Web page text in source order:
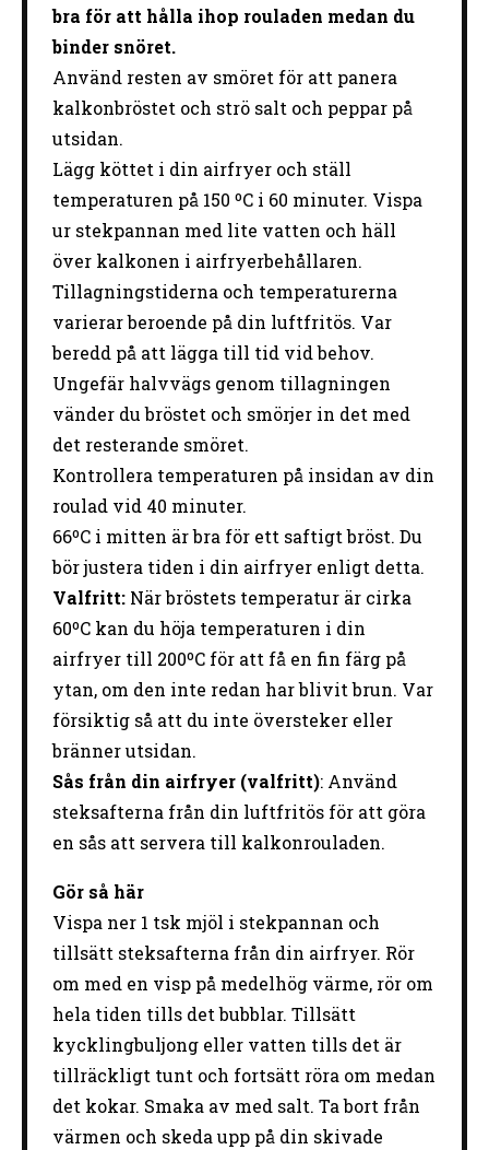
bra för att hålla ihop rouladen medan du
binder snöret.
Använd resten av smöret för att panera
kalkonbröstet och strö salt och peppar på
utsidan.
Lägg köttet i din airfryer och ställ
temperaturen på 150 ºC i 60 minuter. Vispa
ur stekpannan med lite vatten och häll
över kalkonen i airfryerbehållaren.
Tillagningstiderna och temperaturerna
varierar beroende på din luftfritös. Var
beredd på att lägga till tid vid behov.
Ungefär halvvägs genom tillagningen
vänder du bröstet och smörjer in det med
det resterande smöret.
Kontrollera temperaturen på insidan av din
roulad vid 40 minuter.
66ºC i mitten är bra för ett saftigt bröst. Du
bör justera tiden i din airfryer enligt detta.
Valfritt: När bröstets temperatur är cirka
60ºC kan du höja temperaturen i din
airfryer till 200ºC för att få en fin färg på
ytan, om den inte redan har blivit brun. Var
försiktig så att du inte översteker eller
bränner utsidan.
Sås från din airfryer (valfritt): Använd
steksafterna från din luftfritös för att göra
en sås att servera till kalkonrouladen.
Gör så här
Vispa ner 1 tsk mjöl i stekpannan och
tillsätt steksafterna från din airfryer. Rör
om med en visp på medelhög värme, rör om
hela tiden tills det bubblar. Tillsätt
kycklingbuljong eller vatten tills det är
tillräckligt tunt och fortsätt röra om medan
det kokar. Smaka av med salt. Ta bort från
värmen och skeda upp på din skivade